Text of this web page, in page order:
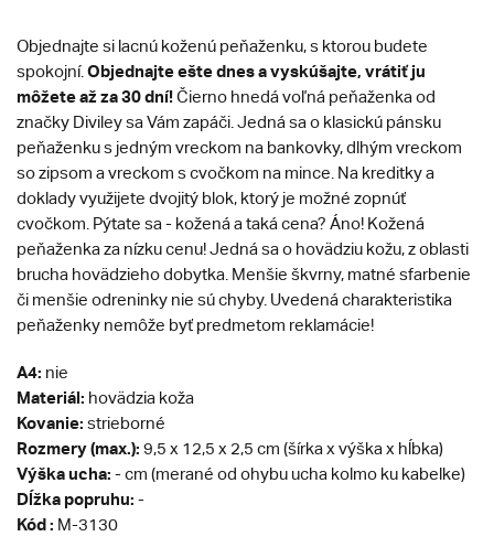
Objednajte si lacnú koženú peňaženku, s ktorou budete
spokojní. Objednajte ešte dnes a vyskúšajte, vrátiť ju
môžete až za 30 dní!Čierno hnedá voľná peňaženka od
značky Diviley sa Vám zapáči. Jedná sa o klasickú pánsku
peňaženku s jedným vreckom na bankovky, dlhým vreckom
so zipsom a vreckom s cvočkom na mince. Na kreditky a
doklady využijete dvojitý blok, ktorý je možné zopnúť
cvočkom. Pýtate sa - kožená a taká cena? Áno! Kožená
peňaženka za nízku cenu! Jedná sa o hovädziu kožu, z oblasti
brucha hovädzieho dobytka. Menšie škvrny, matné sfarbenie
či menšie odreninky nie sú chyby. Uvedená charakteristika
peňaženky nemôže byť predmetom reklamácie!
A4: nie
Materiál: hovädzia koža
Kovanie: strieborné
Rozmery (max.): 9,5 x 12,5 x 2,5 cm (šírka x výška x hĺbka)
Výška ucha: - cm (merané od ohybu ucha kolmo ku kabelke)
Dĺžka popruhu: -
Kód : M-3130